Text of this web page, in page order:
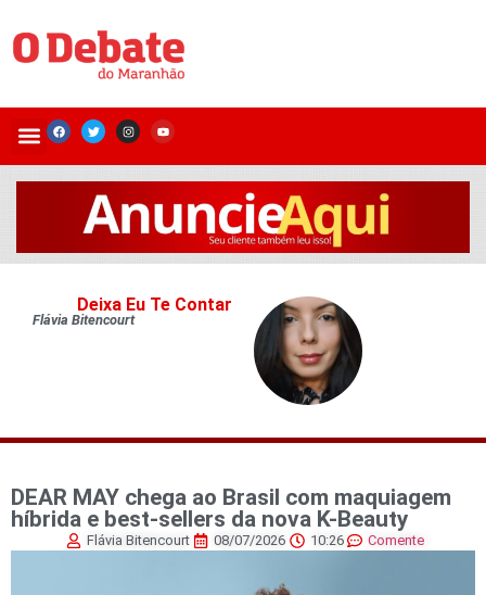
Deixa Eu Te Contar
Flávia Bitencourt
DEAR MAY chega ao Brasil com maquiagem
híbrida e best-sellers da nova K-Beauty
Flávia Bitencourt 08/07/2026 10:26 Comente